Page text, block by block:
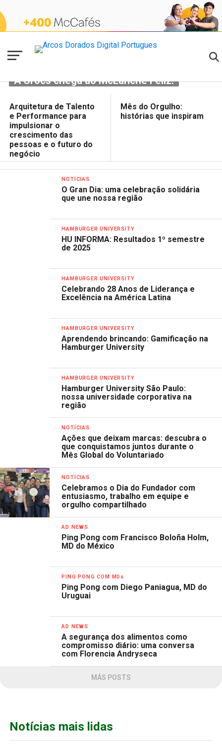
A Crocs chega ao McLanche Feliz!
Arquitetura de Talento
e Performance para
impulsionar o
crescimento das
pessoas e o futuro do
negócio
Mês do Orgulho:
histórias que inspiram
NOTÍCIAS
O Gran Dia: uma celebração solidária
que une nossa região
HAMBURGER UNIVERSITY
HU INFORMA: Resultados 1º semestre
de 2025
HAMBURGER UNIVERSITY
Celebrando 28 Anos de Liderança e
Excelência na América Latina
HAMBURGER UNIVERSITY
Aprendendo brincando: Gamificação na
Hamburger University
HAMBURGER UNIVERSITY
Hamburger University São Paulo:
nossa universidade corporativa na
região
NOTÍCIAS
Ações que deixam marcas: descubra o
que conquistamos juntos durante o
Mês Global do Voluntariado
NOTÍCIAS
Celebramos o Dia do Fundador com
entusiasmo, trabalho em equipe e
orgulho compartilhado
AD NEWS
Ping Pong com Francisco Boloña Holm,
MD do México
PING PONG COM MDs
Ping Pong com Diego Paniagua, MD do
Uruguai
AD NEWS
A segurança dos alimentos como
compromisso diário: uma conversa
com Florencia Andryseca
MÁS POSTS
Notícias mais lidas